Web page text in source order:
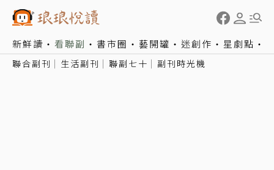
新鮮讀 看聯副 書市圈 藝開罐 迷創作 星劇點
聯合副刊 生活副刊 聯副七十 副刊時光機